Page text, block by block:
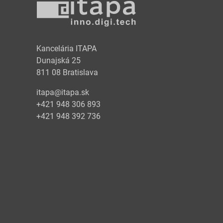
Kancelária ITAPA
Dunajská 25
811 08 Bratislava
itapa@itapa.sk
+421 948 306 893
+421 948 392 736